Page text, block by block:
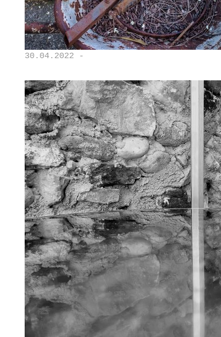
30.04.2022 -